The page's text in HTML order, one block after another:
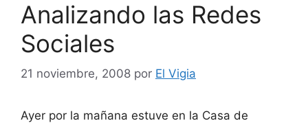
Analizando las Redes
Sociales
21 noviembre, 2008 por El Vigia
Ayer por la mañana estuve en la Casa de